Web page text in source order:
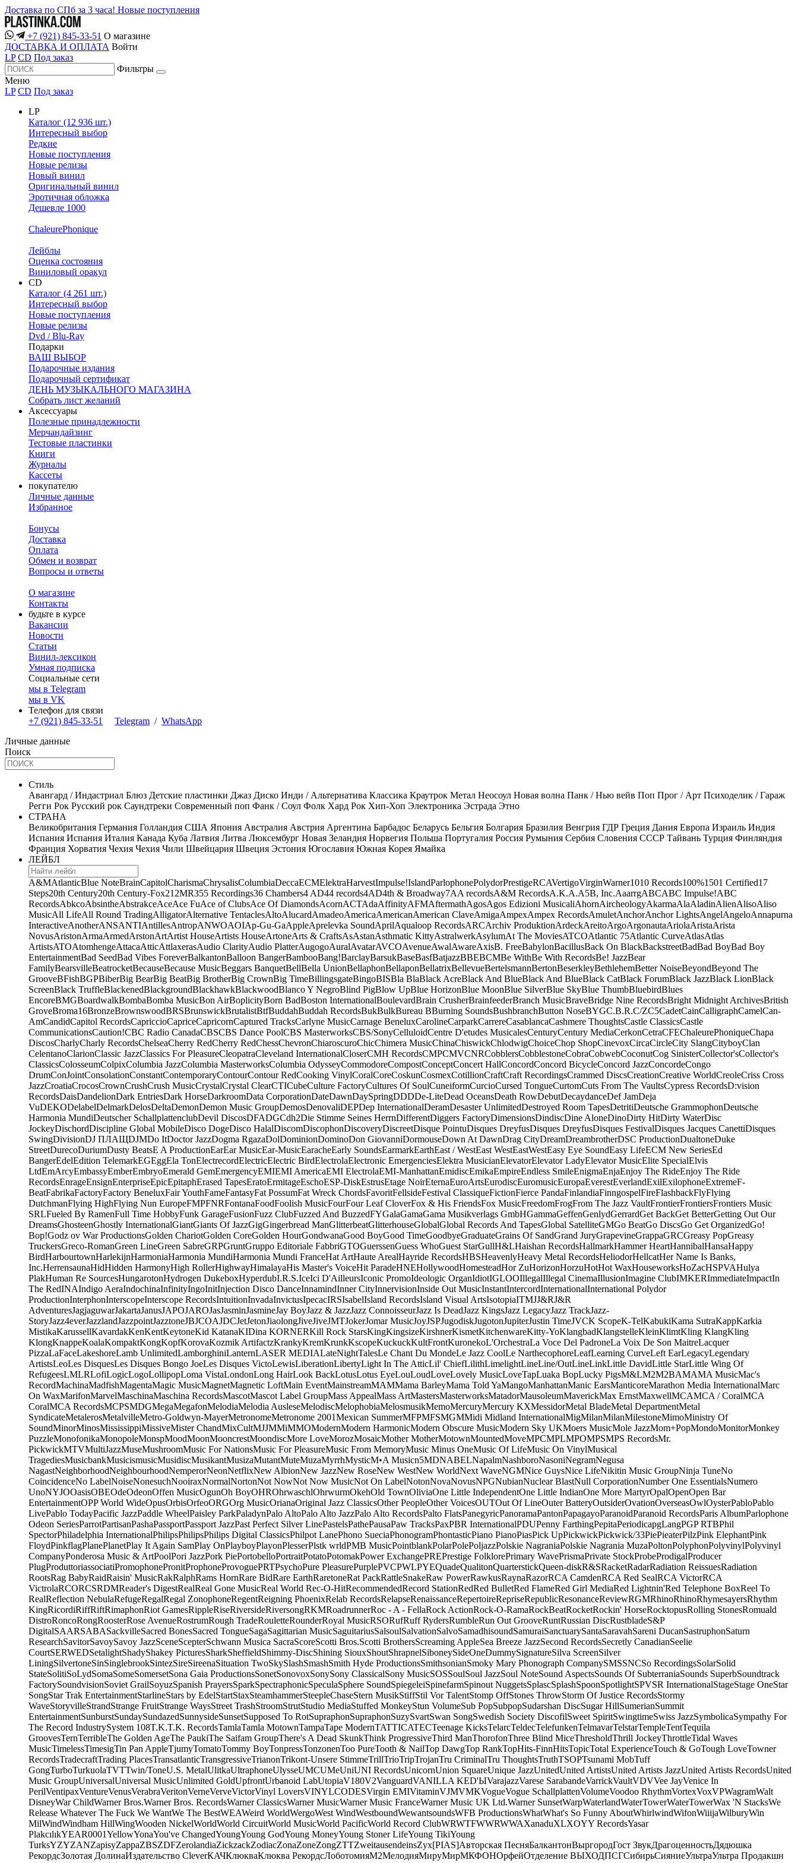
Доставка по СПб за 3 часа! Новые поступления
+7 (921) 845-33-51 О магазине
ДОСТАВКА И ОПЛАТА Войти
LP CD Под заказ
Фильтры
Меню
LP CD Под заказ
LP
Каталог (12 936 шт.)
Интересный выбор
Редкие
Новые поступления
Новые релизы
Новый винил
Оригинальный винил
Эротичная обложка
Дешевле 1000
ChaleurePhonique
Лейблы
Оценка состояния
Виниловый оракул
CD
Каталог (4 261 шт.)
Интересный выбор
Новые поступления
Новые релизы
Dvd / Blu-Ray
Подарки
ВАШ ВЫБОР
Подарочные издания
Подарочный сертификат
ДЕНЬ МУЗЫКАЛЬНОГО МАГАЗИНА
Собрать лист желаний
Аксессуары
Полезные принадлежности
Мерчандайзинг
Тестовые пластинки
Книги
Журналы
Кассеты
покупателю
Личные данные
Избранное
Бонусы
Доставка
Оплата
Обмен и возврат
Вопросы и ответы
О магазине
Контакты
будьте в курсе
Вакансии
Новости
Статьи
Винил-лексикон
Умная подписка
Социальные сети
мы в Telegram
мы в VK
Телефон для связи
+7 (921) 845-33-51
Telegram / WhatsApp
Личные данные
Поиск
Стиль
Авангард / Индастриал Блюз Детские пластинки Джаз Диско Инди / Альтернатива Классика Краутрок Метал Неосоул Новая волна Панк / Нью вейв Поп Прог / Арт Психоделик / Гараж
Регги Рок Русский рок Саундтреки Современный поп Фанк / Соул Фолк Хард Рок Хип-Хоп Электроника Эстрада Этно
СТРАНА
Великобритания Германия Голландия США Япония Австралия Австрия Аргентина Барбадос Беларусь Бельгия Болгария Бразилия Венгрия ГДР Греция Дания Европа Израиль Индия
Испания Испания Италия Канада Куба Латвия Литва Люксембург Новая Зеландия Норвегия Польша Португалия Россия Румыния Сербия Словения СССР Тайвань Турция Финляндия
Франция Хорватия Чехия Чехия Чили Швейцария Швеция Эстония Югославия Южная Корея Ямайка
ЛЕЙБЛ
A&MAtlanticBlue NoteBrainCapitolCharismaChrysalisColumbiaDeccaECMElektraHarvestImpulse!IslandParlophonePolydorPrestigeRCAVertigoVirginWarner1010 Records100%1501 Certified17
Steps20th Century20th Century-Fox21 2MR355 Recordings36 Chambers4 AD44 records4AD4th & Broadway7AA recordsA&M RecordsA.K.A.A5B, Inc.AaarrgABCABC Impulse!ABC
RecordsAbkcoAbsintheAbstrakceAceAce FuAce of ClubsAce Of DiamondsAcornACTAdaAffinityAFMAftermathAgosAgos Edizioni MusicaliAhornAircheologyAkarmaAlaAladinAlienAlisoAliso
MusicAll LifeAll Round TradingAlligatorAlternative TentaclesAltoAlucardAmadeoAmericaAmericanAmerican ClaveAmigaAmpexAmpex RecordsAmuletAnchorAnchor LightsAngelAngeloAnnapurna
InteractiveAnotherANSANTIAntillesAntropANWOAOIAp-Gu-GaAppleAprelevka SoundAprilAqualoop RecordsARCArchiv ProduktionArdeckAreitoArgoArgonautaAriolaAristaArista
NovusAristonArmaArmedArstonArtArtist HouseArtists HouseArtoneArts & CraftsAsAstanAsthmatic KittyAstralwerkAsylumAt The MoviesATCOAtlantic 75Atlantic CurveAtlasAtlas
ArtistsATOAtomhengeAttacaAtticAttlaxerasAudio ClarityAudio PlatterAugogoAuralAvatarAVCOAvenueAwalAwareAxisB. FreeBabylonBacillusBack On BlackBackstreetBadBad BoyBad Boy
EntertainmentBad SeedBad Vibes ForeverBalkantonBalloon BangerBambooBang!BarclayBarsukBaseBasfBatjazzBBEBCMBe WithBe With RecordsBe! JazzBear
FamilyBearsvilleBeatrocketBecauseBecause MusicBeggars BanquetBellBella UnionBellaphonBellaponBellatrixBellevueBertelsmannBertonBeserkleyBethlehemBetter NoiseBeyondBeyond The
GrooveBFishBGPBiberBig BearBig BeatBig BrotherBig CrownBig TimeBillingsgateBingoBISBla BlaBlack AcreBlack And BlueBlack And BlueBlack CatBlack ForumBlack JazzBlack LionBlack
ScreenBlack TruffleBlackenedBlackgroundBlackhawkBlackwoodBlanco Y NegroBlind PigBlow UpBlue HorizonBlue MoonBlue SilverBlue SkyBlue ThumbBluebirdBlues
EncoreBMGBoardwalkBombaBomba MusicBon AirBoplicityBorn BadBoston InternationalBoulevardBrain CrusherBrainfeederBranch MusicBraveBridge Nine RecordsBright Midnight ArchivesBritish
GroveBroma16BronzeBrownswoodBRSBrunswickBrutalistBtfBuddahBuddah RecordsBukBulkBureau BBurning SoundsBushbranchButton NoseBYGC.B.R.C/ZC5CadetCainCalligraphCamelCan-
AmCandidCapitol RecordsCapriccioCapriceCapricornCaptured TracksCarlyne MusicCarnage BeneluxCarolineCarparkCarrereCasablancaCashmere ThoughtsCastle ClassicsCastle
CommunicationsCaution!CBC Radio CanadaCBSCBS Dance PoolCBS MasterworksCBS/SonyCelluloidCentre D'etudes MusicalesCenturyCentury MediaCerkonCetraCFEChaleurePhoniqueChapa
DiscosCharlyCharly RecordsChelseaCherry RedCherry RedChessChevronChiaroscuroChicChimera MusicChinaChiswickChlodwigChoiceChop ShopCinevoxCircaCircleCity SlangCityboyClan
CelentanoClarionClassic JazzClassics For PleasureCleopatraCleveland InternationalCloserCMH RecordsCMPCMVCNRCobblersCobblestoneCobraCobwebCoconutCog SinisterCollector'sCollector's
ClassicsColosseumColpixColumbia JazzColumbia MasterworksColumbia OdysseyCommodoreCompostConceptConcert HallConcordConcord BicycleConcord JazzConcordeCongo
DrumConJointConsolationConstantContemporaryContourContour RedCooking VinylCoralCoreCoskunCosmexCotillionCraftCraft RecordingsCrammed DiscsCreationCreative WorldCreoleCriss Cross
JazzCroatiaCrocosCrownCrushCrush MusicCrystalCrystal ClearCTICubeCulture FactoryCultures Of SoulCuneiformCurcioCursed TongueCurtomCuts From The VaultsCypress RecordsD:vision
RecordsDaisDandelionDark EntriesDark HorseDarkroomData CorporationDateDawnDaySpringDDDDe-LiteDead OceansDeath RowDebutDecaydanceDef JamDeja
VuDEKODelabelDelmarkDelosDeltaDemonDemon Music GroupDemosDenovaliDEPDep InternationalDeramDesaster UnlimitedDestroyed Room TapesDetritiDeutsche GrammophonDeutsche
Harmonia MundiDeutscher SchallplattenclubDevil DiscosDFADGCdh2Die Stimme Seines HerrnDifferentDiggers FactoryDimensionsDindiscDine AloneDinoDirty HitDirty WaterDisc
JockeyDischordDiscipline Global MobileDisco DogeDisco HalalDiscomDiscophonDiscoveryDiscreetDisque PointuDisques DreyfusDisques DreyfusDisques FestivalDisques Jacques CanettiDisques
SwingDivisionDJ ПЛАЩDJMDo ItDoctor JazzDogma RgazaDolDominionDominoDon GiovanniDormouseDown At DawnDrag CityDreamDreambrotherDSC ProductionDualtoneDuke
StreetDurecoDuriumDusty BeatsE A ProductionEarEar MusicEar-MusicEaracheEarly SoundsEarmarkEarthEast / WestEast WestEastWestEasy Eye SoundEasy LifeECM New SeriesEd
BangerEdelEdition TelemarkEGEggEla TonElectrecordElectricElectric BirdElectrolaElectronic EmergenciesElektra MusicianElevatorElevator LadyElevator MusicElite SpecialElvis
LtdEmArcyEmbassyEmberEmbryoEmerald GemEmergencyEMIEMI AmericaEMI ElectrolaEMI-ManhattanEmidiscEmikaEmpireEndless SmileEnigmaEnjaEnjoy The RideEnjoy The Ride
RecordsEnrageEnsignEnterpriseEpicEpitaphErased TapesEratoErmitageEschoESP-DiskEstrusEtage NoirEternaEuroArtsEurodiscEuromusicEuropaEverestEverlandExilExilophoneExtremeF-
BeatFabrikaFactoryFactory BeneluxFair YouthFameFantasyFat PossumFat Wreck ChordsFavoritFellsideFestival ClassiqueFictionFierce PandaFinlandiaFinngospelFireFlashbackFlyFlying
DutchmanFlying HighFlying Nun EuropeFMPFNRFontanaFoodFoolish MusicFourFour Leaf CloverFox & His FriendsFox MusicFreedomFrogFrom The Jazz VaultFrontierFrontiersFrontiers Music
SRLFueled By RamenFull Time HobbyFunk GarageFusionFuzz ClubFuzzed And BuzzedFYGalaGamaGama Musikverlags GmbHGammaGeffenGenlydGerrardGet BackGet BetterGetting Out Our
DreamsGhosteenGhostly InternationalGiantGiants Of JazzGigGingerbread ManGlitterbeatGlitterhouseGlobalGlobal Records And TapesGlobal SatelliteGMGo BeatGo DiscsGo Get OrganizedGo!
Bop!Godz ov War ProductionsGolden ChariotGolden CoreGolden HourGondwanaGood BoyGood TimeGoodbyeGraduateGrains Of SandGrand JuryGrapevineGrappaGRCGreasy PopGreasy
TruckersGreco-RomanGreen LineGreen SabreGRPGruntGruppo Editoriale FabbriGTOGuerssenGuess WhoGuest StarGullH&LHaishan RecordsHallmarkHammer HeartHannibalHansaHappy
BirdHarbourtownHarlekijnHarmoniaHarmonia MundiHarmonia Mundi FranceHat ArtHaute ArealHayride RecordsHBSHeavenlyHeavy Metal RecordsHeliodorHellcatHer Name Is Banks,
Inc.HerrensaunaHidHidden HarmonyHigh RollerHighwayHimalayaHis Master's VoiceHit ParadeHNEHollywoodHomesteadHor ZuHorizonHorzuHotHot WaxHouseworksHoZacHSPVAHulya
PlakHuman Re SourcesHungarotonHydrogen DukeboxHyperdubI.R.S.IceIci D'AilleursIconic PromoIdeologic OrganIdiotIGLOOIllegalIllegal CinemaIllusionImagine ClubIMKERImmediateImpactIn
The RedINAIndigo AeraIndochinaInfinityIngoInitInjection Disco DanceInnamindInner CityInnervisionInside Out MusicInstantIntercordInternationalInternational Polydor
ProductionInterphonInterscopeInterscope RecordsIntuitionInvadaInvictusIpecacIRSIsabelIsland RecordsIsland Visual ArtsIsotopiaITMJJ&RJ&R
AdventuresJagjaguwarJakartaJanusJAPOJAROJasJasminJasmineJay BoyJazz & JazzJazz ConnoisseurJazz Is DeadJazz KingsJazz LegacyJazz TrackJazz-
StoryJazz4everJazzlandJazzpointJazztoneJBJCOAJDCJetJetonJiaolongJiveJiveJMTJokerJomar MusicJoyJSPJugodiskJugotonJupiterJustin TimeJVCK ScopeK-TelKabukiKama SutraKappKarkia
MistikaKarussellKavardakKenKentKeytoneKid KatanaKIDina KORNERKill Rock StarsKingKingsizeKirshnerKismetKitchenwareKitty-YoKlangbadKlangstelleKleinKlimtKling KlangKling
KlongKnappeKoalaKompaktKongKopfKorovaKozmik ArtifactzKrankyKremKrunkKscopeKuckuckKultFrontKuronekoL'OrchestraLa Voce Del PadroneLa Voix De Son MaitreLacquer
PizzaLaFaceLakeshoreLamb UnlimitedLamborghiniLanternLASER MEDIALateNightTalesLe Chant Du MondeLe Jazz CoolLe NarthecophoreLeafLearning CurveLeft EarLegacyLegendary
ArtistsLeoLes DisquesLes Disques Bongo JoeLes Disques VictoLewisLiberationLibertyLight In The AtticLil' ChiefLilithLimelightLineLine/OutLineLinkLittle DavidLittle StarLittle Wing Of
RefugeesLMLRLofiLogicLogoLollipopLoma VistaLondonLong HairLook BackLotusLotus EyeLouLoudLoveLovely MusicLoveTapLuaka BopLucky PigsM&LM2M2BAMAMA MusicMac's
RecordMachinaMadfishMagentaMagic MusicMagnetMagnetic LoftMain EventMainstreamMAMMama BarleyMama Told YaMangoManhattanManic EarsManticoreMarathon Media InternationalMarc
On WaxMarifonMarvelMaschinaMaschina RecordsMascotMascot Label GroupMass AppealMass ArtMastersMasterworksMatadorMausoleumMaverickMax ErnstMaxwellMCAMCA / CoralMCA
CoralMCA RecordsMCPSMDGMegaMegafonMelodiaMelodia AusleseMelodiscMelophobiaMelosmusikMemoMercuryMercury KXMessidorMetal BladeMetal DepartmentMetal
SyndicateMetalerosMetalvilleMetro-Goldwyn-MayerMetronomeMetronome 2001Mexican SummerMFPMFSMGMMidi Midland InternationalMigMilanMilanMilestoneMimoMinistry Of
SoundMinorMinosMississippiMissiveMister ChandMixCultMJJMMiMMOModernModern HarmonicModern Obscure MusicModern Sky UKMoers MusicMole JazzMom+PopMondoMonitorMonkey
PuzzleMonofonikaMonopoleMonspMoodMoonMooncrestMoondiscMore LoveMorozMosaicMother MotherMotownMountedMoveMPCMPLMPOMPSMPS RecordsMr.
PickwickMTVMultiJazzMuseMushroomMusic For NationsMusic For PleasureMusic From MemoryMusic Minus OneMusic Of LifeMusic On VinylMusical
TragediesMusicbankMusicismusicMusidiscMusikantMusizaMutantMuteMuzaMyrrhMysticM•A Musicn5MDNABELNapalmNashboroNasoniNegramNegusa
NagastNeighborhoodNeighbourhoodNemperorNeonNetflixNew AlbionNew JazzNew RoseNew WestNew WorldNext WaveNGMNice GuysNice LifeNikitin Music GroupNinja TuneNo
CoincidenceNo LabelNoiseNonesuchNooiraxNormalNortonNot NowNot Now MusicNot On LabelNotonNovaNovusNPGNubianNuclear BlastNull CorporationNumber One EssentialsNumero
UnoNYJOOasisOBEOdeOdeonOffen MusicOgunOh BoyOHROhrwaschlOhrwurmOkehOld TownOliviaOne Little IndependentOne Little IndianOne More MartyrOpalOpenOpen Bar
EntertainmentOPP World WideOpusOrbisOrfeoORGOrg MusicOrianaOriginal Jazz ClassicsOther PeopleOther VoicesOUTOut Of LineOuter BatteryOutsiderOvationOverseasOwlOysterPabloPablo
LivePablo TodayPacific JazzPaddle WheelPaisley ParkPaladynPalo AltoPalo Alto JazzPalo Alto RecordsPalto FlatsPanegyricPanoramaPantonPapagayoParanoidParanoid RecordsParis AlbumParlophone
Odeon SeriesParrotPartisanPashaPassportPassport JazzPast Perfect Silver LinePastelsPathePausaPaw TracksPaxPBR InternationalPDUPenny FarthingPepitaPeriodicapgLangPGP RTBPhil
SpectorPhiladelphia InternationalPhilipsPhilipsPhilips Digital ClassicsPhilpot LanePhono SueciaPhonogramPhontasticPiano PianoPiasPick UpPickwickPickwick/33PiePieaterPilzPink ElephantPink
FloydPinkflagPlanePlanetPlay It Again SamPlay OnPlayboyPlayonPlesserPlstk wrldPMB MusicPointblankPolarPolePoljazzPolskie NagraniaPolskie Nagrania MuzaPoltonPolyphonPolyvinylPolyvinyl
CompanyPonderosa Music & ArtPoolPori JazzPork PiePortobelloPortraitPotatoPotomakPower ExchangePREPrestige FolklorePrimary WavePrismaPrivate StockProbeProdigalProducer
PlugProduttoriassociatiPromophonePronitProphoneProvoguePRTPsychoPure PleasurePurplePVCPWLPYEQuadeQualitonQuarterstickQueen-diskR&SRacketRadarRadiation ReissuesRadiation
RootsRag BabyRaidRaisin' MusicRakRalphRams HornRare BidRare EarthRaretoneRat PackRattleSnakeRaw PowerRawkusRaynaRazorRCA CamdenRCA Red SealRCA VictorRCA
VictrolaRCORCSRDMReader's DigestRealReal Gone MusicReal World Rec-O-HitRecommendedRecord StationRedRed BulletRed FlameRed Girl MediaRed Lightnin'Red Telephone BoxReel To
RealReflection NebulaRefugeRegalRegal ZonophoneRegentReigning PhoenixRelab RecordsRelapseRenaissanceRepertoireRepriseRepublicResonanceReviewRGMRhinoRhinoRhymesayersRhythm
KingRicordiRiffRiftRimaphonRiot GamesRippleRiseRiversideRiversongRKMRoadrunnerRoc - A - FellaRock ActionRock-O-RamaRockBeatRocketRockin' HorseRocktopusRolling StonesRomuald
DistroRoncoRongRoosterRose AvenueRostrumRough TradeRouletteRounderRoyal MusicRSORufRuff RydersRumbleRun Out GrooveRuntRussian DiscRustbladeS&P
DigitalSAARSABASackvilleSacred BonesSacred TongueSagaSagittarian MusicSaguitariusSalsoulSalvationSalvoSamadhisoundSamuraiSanctuarySantaSaravahSareni DucanSastruphonSaturn
ResearchSavitorSavoySavoy JazzSceneScepterSchwann Musica SacraScoreScotti Bros.Scotti BrothersScreaming AppleSea Breeze JazzSecond RecordsSecretly CanadianSeelie
CourtSERWEDSetalightShadyShakey PicturesSharkSheffieldShimmy-DiscShining SiouxShoutShrapnelSiboneySideOneDummySignatureSilva ScreenSilver
LiningSilvertoneSinSinglebrookSintezSireSireenaSituation TwoSkySlashSmashSmith Hyde ProductionsSmithsonianSmoky Mary Phonograph CompanySMSSNCSo RecordingsSolarSolid
StateSolitiSoLydSomaSomeSomersetSona Gaia ProductionsSonetSonovoxSonySony ClassicalSony MusicSOSSoulSoul JazzSoul NoteSound AspectsSounds Of SubterraniaSounds SuperbSoundtrack
FactorySoundvisionSoviet GrailSoyuzSpanish PrayersSparkSpectraphonicSpeculaSphere SoundSpiegeleiSpinefarmSpinout NuggetsSplascSplashSpoonSpotlightSPVSR InternationalStageStage OneStar
SongStar Trak EntertainmentStarlineStars by EdelStartStaxSteamhammerSteepleChaseStern MusikStiffStil Vor TalentStomp OffStones ThrowStorm Of Justice RecordsStormy
WaveStoryvilleStrandStrange FruitStrange WaysStreet TrashStroomStrutStudio MediaStuffed MonkeyStun VolumeSub PopSubpopSudarshan DiscSugar HillSumerianSummit
EntertainmentSunburstSundaySundazedSunnysideSunsetSupposed To RotSupraphonSupraphonSuzySvartSwan SongSwedish Society DiscofilSweet SpiritSwingtimeSwiss JazzSymbolicaSympathy For
The Record IndustrySystem 108T.K.T.K. RecordsTamlaTamla MotownTampaTape ModernTATTICATECTeenage KicksTelarcTeldecTelefunkenTelmavarTelstarTempleTentTequila
GroovesTernTerribleThe Golden AgeThe PaukiThe Saifam GroupThere's A Dead SkunkThink ProgressiveThird ManThorofonThree Blind MiceThresholdThrill JockeyThrottleTidal Waves
MusicTimelessTimesigTin Pan AppleTjumyTomatoTommy BoyTonpressTonzonenToo PureTooth & NailTop DawgTop RankTopHits-FinnHitsTopicTotal ExperienceTouch & GoTough LoveTowner
RecordsTradecraftTrading PlacesTransatlanticTransgressiveTrianonTrikont-Unsere StimmeTrillTrioTripTrojanTru CriminalTru ThoughtsTruthTSOPTsunami MobTuff
GongTurboTurkuolaTVTTwin/ToneU.S. MetalUlitkaUltraphoneUlysseUMCUMeUniUNI RecordsUnicornUnion SquareUnique JazzUnitedUnited ArtistsUnited Artists JazzUnited Artists RecordsUnited
Music GroupUniversalUniversal MusicUnlimited GoldUpfrontUrbanoid LabUtopiaV180V2VanguardVANILLA KED'ЫVarajazzVarese SarabandeVarrickVaultVDVVee JayVenice In
PerilVentipaxVentureVenusVerabraVeritonVerneVerveVictorVinyl LoversVINYLCODESVirgin EMIVitaminVJMVMKVogueVogue SchallplattenVolumeVoodoo RhythmVortexVoxVPWagramWalt
DisneyWar ChildWarner Bros.Warner Bros. RecordsWarner ClassicsWarner MusicWarner Music FranceWarner Music UK Ltd.Warner SunsetWarpWaterlandWaterTowerWaterTowerWax 'N StacksWe
Release Whatever The Fuck We WantWe The BestWEAWeird WorldWergoWest WindWestboundWewantsoundsWFB ProductionsWhatWhat's So Funny AboutWhirlwindWifonWiiijaWilburyWin
MilWindWindham HillWingWooden NickelWorldWorld CircuitWorld MusicWorld PacificWorld Record ClubWRWTFWWRWWAXanaduXLXOYY RecordsYasar
PlakcılıkYEAR0001YellowYonaYou've ChangedYoungYoung GodYoung MoneyYoung Stoner LifeYoung TikiYoung
TurksYZYZANZapisyZappaZBSZDFZerolandiaZickzackZodiacZonaZoneZongZTTZweitausendeinsZyx[PIAS]Авторская ПесняБалкантонВыргородГост ЗвукДрагоценностьДядюшка
РекордсЗолотая ДолинаИздательство CleverКАЧКлюкваКлюква РекордсЛоботомияМ2МелодияМируМирМКФОНОрфейОтделение ВЫХОДПСГСибирьСияниеУльтраУльтра Продакшн